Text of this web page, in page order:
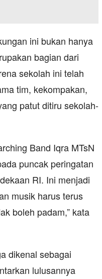
ini bukan hanya
bagian dari
sekolah ini telah
tim, kekompakan,
patut ditiru sekolah-
Band Iqra MTsN
puncak peringatan
RI. Ini menjadi
musik harus terus
boleh padam,” kata
dikenal sebagai
lulusannya